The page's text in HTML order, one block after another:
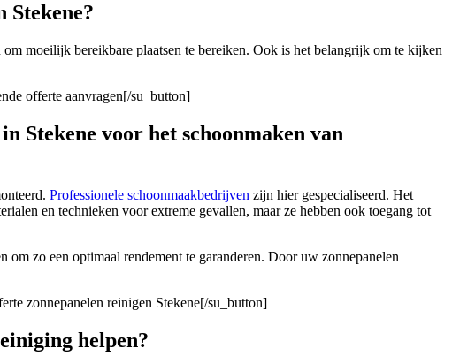
Stekene?
moeilijk bereikbare plaatsen te bereiken. Ook is het belangrijk om te kijken
offerte aanvragen[/su_button]
Stekene voor het schoonmaken van
Professionele schoonmaakbedrijven zijn hier gespecialiseerd. Het
en technieken voor extreme gevallen, maar ze hebben ook toegang tot
zo een optimaal rendement te garanderen. Door uw zonnepanelen
zonnepanelen reinigen Stekene[/su_button]
helpen?